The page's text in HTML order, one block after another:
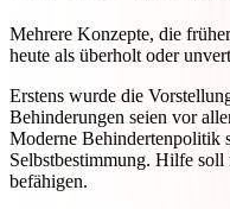
Mehrere Konzepte, die
heute als überholt oder
Erstens wurde die
Behinderungen seien vor
Moderne Behindertenpolitik
Selbstbestimmung. Hilfe
befähigen.